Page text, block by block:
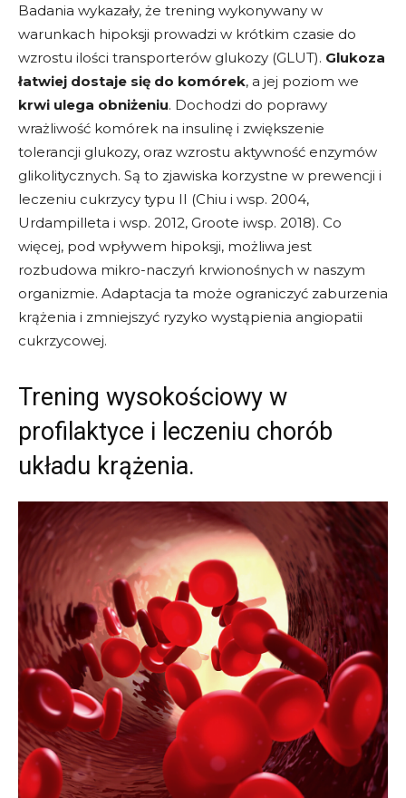
Badania wykazały, że trening wykonywany w
warunkach hipoksji prowadzi w krótkim czasie do
wzrostu ilości transporterów glukozy (GLUT). Glukoza
łatwiej dostaje się do komórek, a jej poziom we
krwi ulega obniżeniu. Dochodzi do poprawy
wrażliwość komórek na insulinę i zwiększenie
tolerancji glukozy, oraz wzrostu aktywność enzymów
glikolitycznych. Są to zjawiska korzystne w prewencji i
leczeniu cukrzycy typu II (Chiu i wsp. 2004,
Urdampilleta i wsp. 2012, Groote iwsp. 2018). Co
więcej, pod wpływem hipoksji, możliwa jest
rozbudowa mikro-naczyń krwionośnych w naszym
organizmie. Adaptacja ta może ograniczyć zaburzenia
krążenia i zmniejszyć ryzyko wystąpienia angiopatii
cukrzycowej.
Trening wysokościowy w
profilaktyce i leczeniu chorób
układu krążenia.